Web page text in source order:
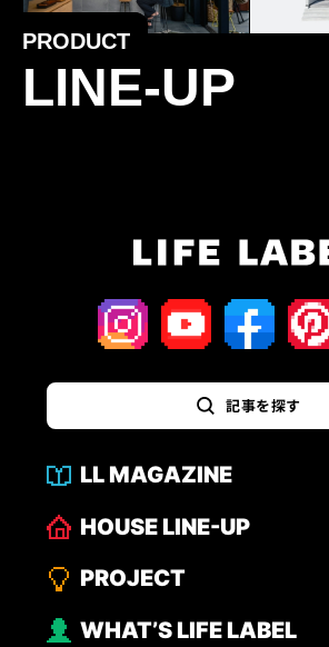
PRODUCT
LINE-UP
記事を探す
LL MAGAZINE
HOUSE LINE-UP
PROJECT
WHAT’S LIFE LABEL